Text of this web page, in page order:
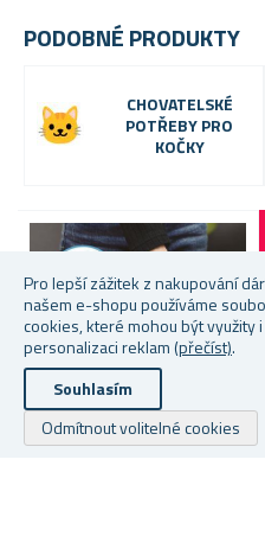
Pro lepší zážitek z nakupování
našem e-shopu používáme
cookies, které mohou být využity
personalizaci reklam (přečíst).
Souhlasím
Odmítnout volitelné cookies
PODOBNÉ PRODUKTY
CHOVATELSKÉ
POTŘEBY PRO
KOČKY